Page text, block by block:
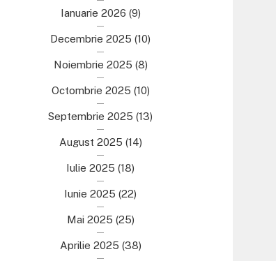
Ianuarie 2026 (9)
Decembrie 2025 (10)
Noiembrie 2025 (8)
Octombrie 2025 (10)
Septembrie 2025 (13)
August 2025 (14)
Iulie 2025 (18)
Iunie 2025 (22)
Mai 2025 (25)
Aprilie 2025 (38)